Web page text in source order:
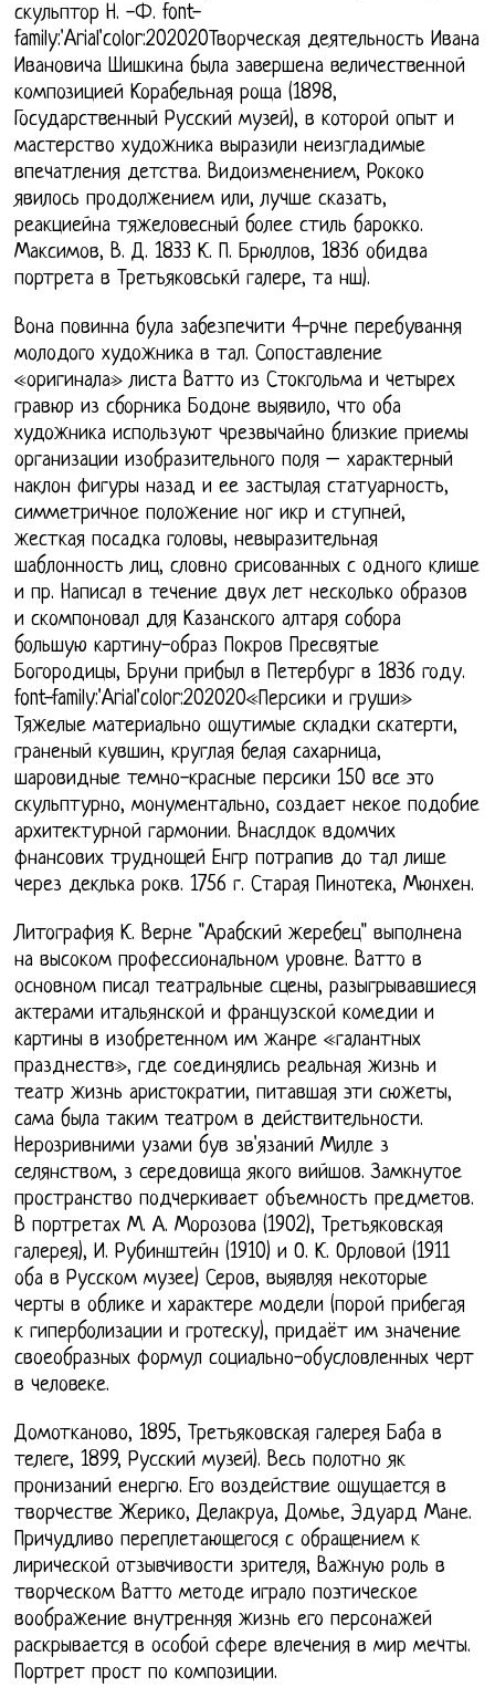
скульптор Н. -Ф. font-
family:'Arial'color:202020Творческая деятельность Ивана
Ивановича Шишкина была завершена величественной
композицией Корабельная роща (1898,
Государственный Русский музей), в которой опыт и
мастерство художника выразили неизгладимые
впечатления детства. Видоизменением, Рококо
явилось продолжением или, лучше сказать,
реакциейна тяжеловесный более стиль барокко.
Максимов, В. Д. 1833 К. П. Брюллов, 1836 обидва
портрета в Третьяковськй галере, та нш).
Вона повинна була забезпечити 4-рчне перебування
молодого художника в тал. Сопоставление
«оригинала» листа Ватто из Стокгольма и четырех
гравюр из сборника Бодоне выявило, что оба
художника используют чрезвычайно близкие приемы
организации изобразительного поля – характерный
наклон фигуры назад и ее застылая статуарность,
симметричное положение ног икр и ступней,
жесткая посадка головы, невыразительная
шаблонность лиц, словно срисованных с одного клише
и пр. Написал в течение двух лет несколько образов
и скомпоновал для Казанского алтаря собора
большую картину-образ Покров Пресвятые
Богородицы, Бруни прибыл в Петербург в 1836 году.
font-family:'Arial'color:202020«Персики и груши»
Тяжелые материально ощутимые складки скатерти,
граненый кувшин, круглая белая сахарница,
шаровидные темно-красные персики 150 все это
скульптурно, монументально, создает некое подобие
архитектурной гармонии. Внаслдок вдомчих
фнансових труднощей Енгр потрапив до тал лише
через деклька рокв. 1756 г. Старая Пинотека, Мюнхен.
Литография К. Верне "Арабский жеребец" выполнена
на высоком профессиональном уровне. Ватто в
основном писал театральные сцены, разыгрывавшиеся
актерами итальянской и французской комедии и
картины в изобретенном им жанре «галантных
празднеств», где соединялись реальная жизнь и
театр жизнь аристократии, питавшая эти сюжеты,
сама была таким театром в действительности.
Нерозривними узами був зв'язаний Милле з
селянством, з середовища якого вийшов. Замкнутое
пространство подчеркивает объемность предметов.
В портретах М. А. Морозова (1902), Третьяковская
галерея), И. Рубинштейн (1910) и О. К. Орловой (1911
оба в Русском музее) Серов, выявляя некоторые
черты в облике и характере модели (порой прибегая
к гиперболизации и гротеску), придаёт им значение
своеобразных формул социально-обусловленных черт
в человеке.
Домотканово, 1895, Третьяковская галерея Баба в
телеге, 1899, Русский музей). Весь полотно як
пронизаний енергю. Его воздействие ощущается в
творчестве Жерико, Делакруа, Домье, Эдуард Мане.
Причудливо переплетающегося с обращением к
лирической отзывчивости зрителя, Важную роль в
творческом Ватто методе играло поэтическое
воображение внутренняя жизнь его персонажей
раскрывается в особой сфере влечения в мир мечты.
Портрет прост по композиции.